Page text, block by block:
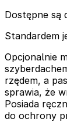
Dostępne są
Standardem
Opcjonalnie
rzędem, a
sprawia, że
Posiada
do ochrony